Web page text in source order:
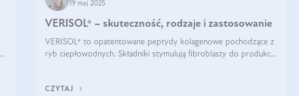
19 maj 2025
VERISOL® – skuteczność, rodzaje i zastosowanie
VERISOL® to opatentowane peptydy kolagenowe pochodzące z
ryb ciepłowodnych. Składniki stymulują fibroblasty do produkcji
komórek skóry.
CZYTAJ